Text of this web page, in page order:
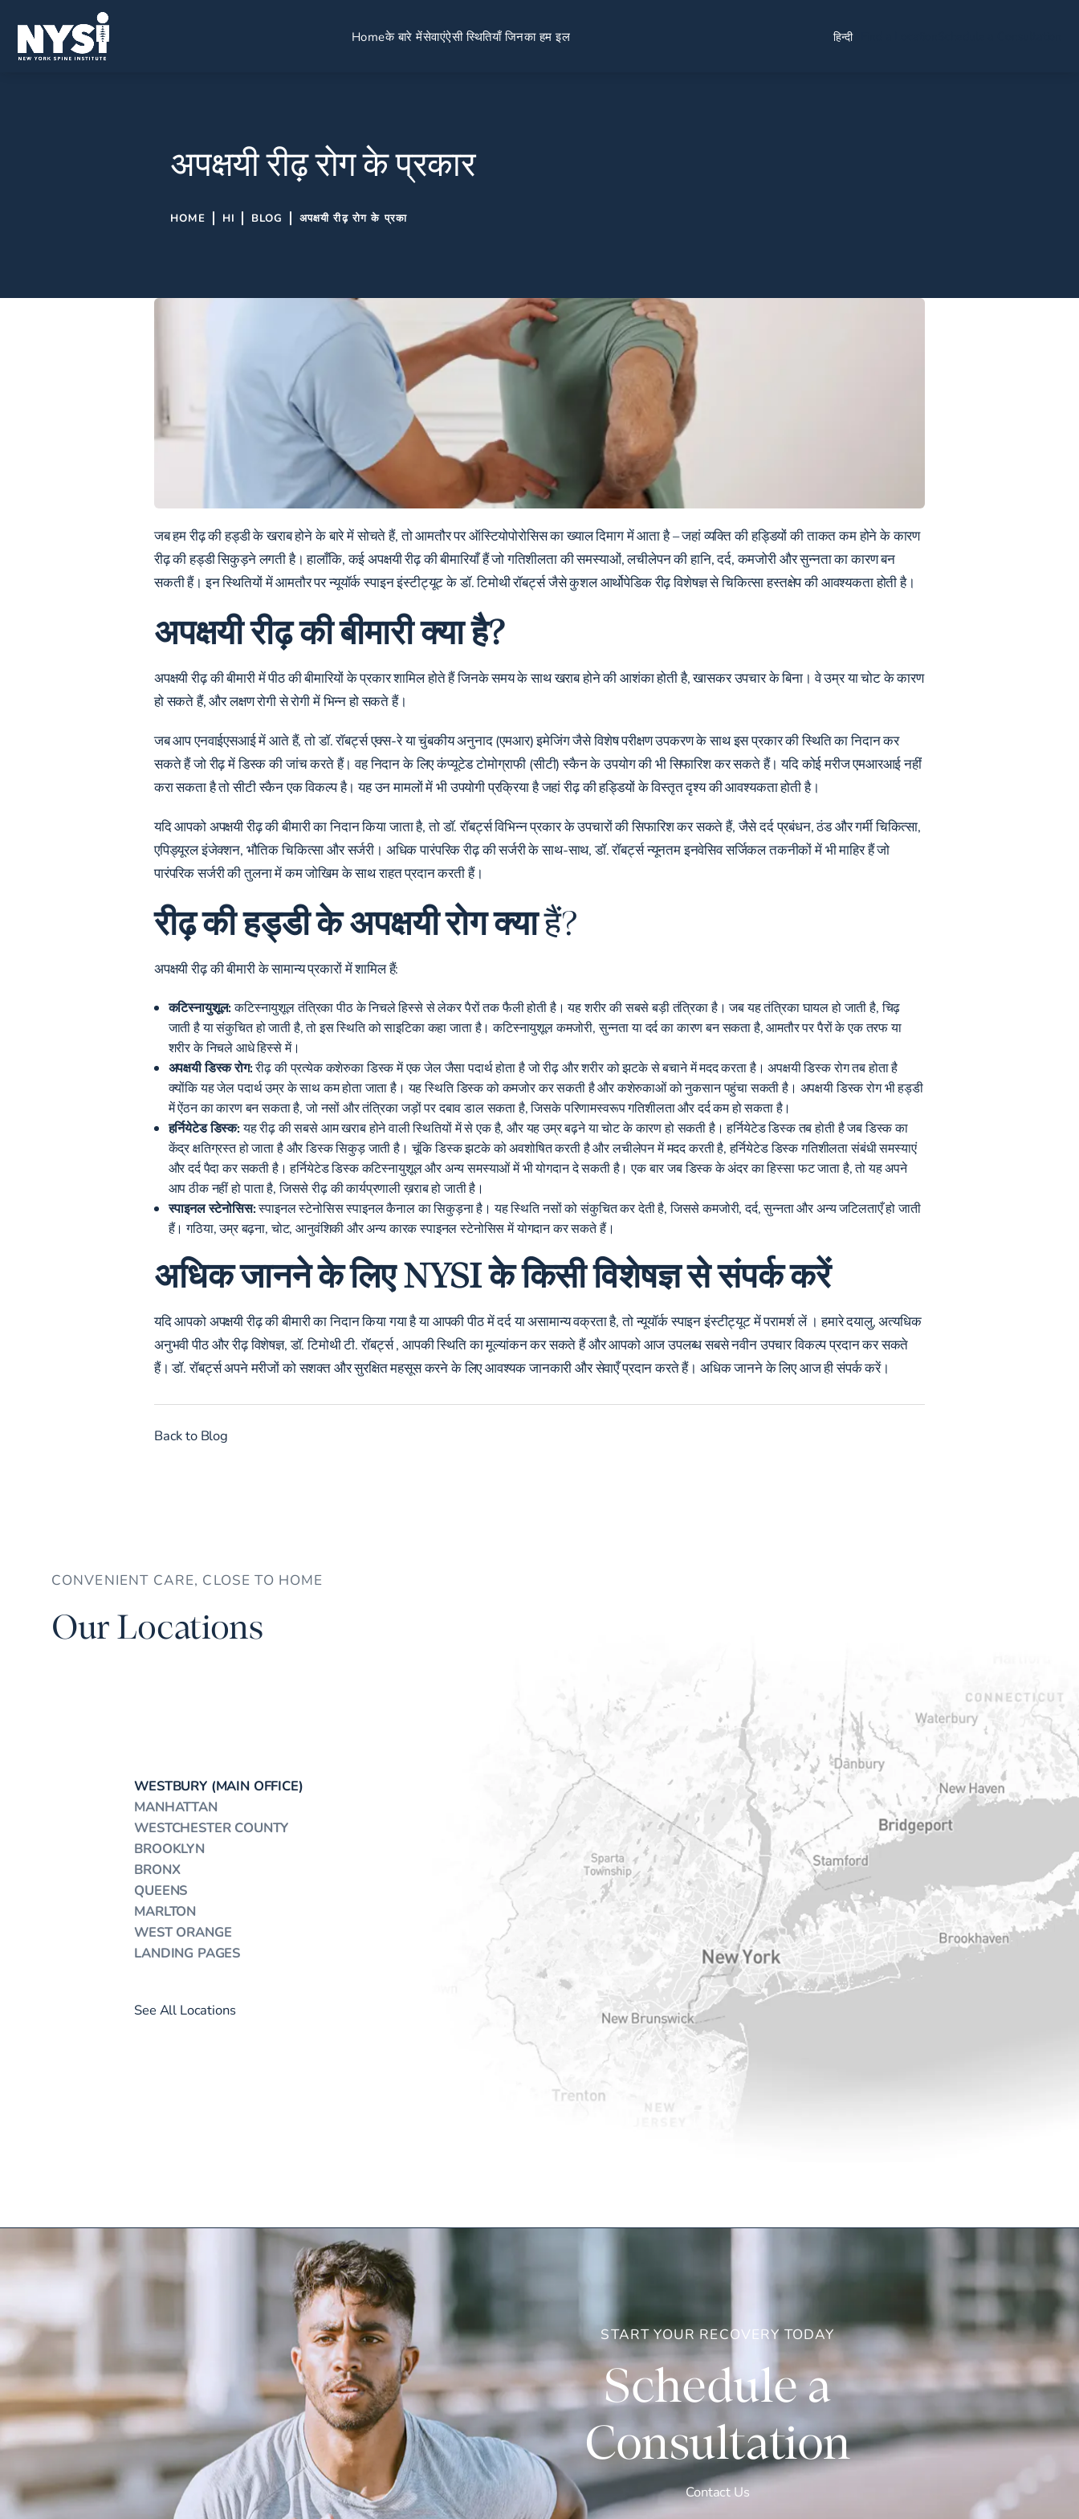
Homeके बारे मेंसेवाएंऐसी स्थितियाँ जिनका हम इल हिन्दी
अपक्षयी रीढ़ रोग के प्रकार
HOME HI BLOG अपक्षयी रीढ़ रोग के प्रका
जब हम रीढ़ की हड्डी के खराब होने के बारे में सोचते हैं, तो आमतौर पर ऑस्टियोपोरोसिस का ख्याल दिमाग में आता है – जहां व्यक्ति की हड्डियों की ताकत कम होने के कारण
रीढ़ की हड्डी सिकुड़ने लगती है। हालाँकि, कई अपक्षयी रीढ़ की बीमारियाँ हैं जो गतिशीलता की समस्याओं, लचीलेपन की हानि, दर्द, कमजोरी और सुन्नता का कारण बन
सकती हैं। इन स्थितियों में आमतौर पर न्यूयॉर्क स्पाइन इंस्टीट्यूट के डॉ. टिमोथी रॉबर्ट्स जैसे कुशल आर्थोपेडिक रीढ़ विशेषज्ञ से चिकित्सा हस्तक्षेप की आवश्यकता होती है।
अपक्षयी रीढ़ की बीमारी क्या है?
अपक्षयी रीढ़ की बीमारी में पीठ की बीमारियों के प्रकार शामिल होते हैं जिनके समय के साथ खराब होने की आशंका होती है, खासकर उपचार के बिना। वे उम्र या चोट के कारण
हो सकते हैं, और लक्षण रोगी से रोगी में भिन्न हो सकते हैं।
जब आप एनवाईएसआई में आते हैं, तो डॉ. रॉबर्ट्स एक्स-रे या चुंबकीय अनुनाद (एमआर) इमेजिंग जैसे विशेष परीक्षण उपकरण के साथ इस प्रकार की स्थिति का निदान कर
सकते हैं जो रीढ़ में डिस्क की जांच करते हैं। वह निदान के लिए कंप्यूटेड टोमोग्राफी (सीटी) स्कैन के उपयोग की भी सिफारिश कर सकते हैं। यदि कोई मरीज एमआरआई नहीं
करा सकता है तो सीटी स्कैन एक विकल्प है। यह उन मामलों में भी उपयोगी प्रक्रिया है जहां रीढ़ की हड्डियों के विस्तृत दृश्य की आवश्यकता होती है।
यदि आपको अपक्षयी रीढ़ की बीमारी का निदान किया जाता है, तो डॉ. रॉबर्ट्स विभिन्न प्रकार के उपचारों की सिफारिश कर सकते हैं, जैसे दर्द प्रबंधन, ठंड और गर्मी चिकित्सा,
एपिड्यूरल इंजेक्शन, भौतिक चिकित्सा और सर्जरी। अधिक पारंपरिक रीढ़ की सर्जरी के साथ-साथ, डॉ. रॉबर्ट्स न्यूनतम इनवेसिव सर्जिकल तकनीकों में भी माहिर हैं जो
पारंपरिक सर्जरी की तुलना में कम जोखिम के साथ राहत प्रदान करती हैं।
रीढ़ की हड्डी के अपक्षयी रोगक्याहैं?
अपक्षयी रीढ़ की बीमारी के सामान्य प्रकारों में शामिल हैं:
कटिस्नायुशूल:कटिस्नायुशूल तंत्रिका पीठ के निचले हिस्से से लेकर पैरों तक फैली होती है। यह शरीर की सबसे बड़ी तंत्रिका है। जब यह तंत्रिका घायल हो जाती है, चिढ़
जाती है या संकुचित हो जाती है, तो इस स्थिति को साइटिका कहा जाता है। कटिस्नायुशूल कमजोरी, सुन्नता या दर्द का कारण बन सकता है, आमतौर पर पैरों के एक तरफ या
शरीर के निचले आधे हिस्से में।
अपक्षयी डिस्क रोग:रीढ़ की प्रत्येक कशेरुका डिस्क में एक जेल जैसा पदार्थ होता है जो रीढ़ और शरीर को झटके से बचाने में मदद करता है। अपक्षयी डिस्क रोग तब होता है
क्योंकि यह जेल पदार्थ उम्र के साथ कम होता जाता है। यह स्थिति डिस्क को कमजोर कर सकती है और कशेरुकाओं को नुकसान पहुंचा सकती है। अपक्षयी डिस्क रोग भी हड्डी
में ऐंठन का कारण बन सकता है, जो नसों और तंत्रिका जड़ों पर दबाव डाल सकता है, जिसके परिणामस्वरूप गतिशीलता और दर्द कम हो सकता है।
हर्नियेटेड डिस्क:यह रीढ़ की सबसे आम खराब होने वाली स्थितियों में से एक है, और यह उम्र बढ़ने या चोट के कारण हो सकती है। हर्नियेटेड डिस्क तब होती है जब डिस्क का
केंद्र क्षतिग्रस्त हो जाता है और डिस्क सिकुड़ जाती है। चूंकि डिस्क झटके को अवशोषित करती है और लचीलेपन में मदद करती है, हर्नियेटेड डिस्क गतिशीलता संबंधी समस्याएं
और दर्द पैदा कर सकती है। हर्नियेटेड डिस्क कटिस्नायुशूल और अन्य समस्याओं में भी योगदान दे सकती है। एक बार जब डिस्क के अंदर का हिस्सा फट जाता है, तो यह अपने
आप ठीक नहीं हो पाता है, जिससे रीढ़ की कार्यप्रणाली ख़राब हो जाती है।
स्पाइनल स्टेनोसिस:स्पाइनल स्टेनोसिस स्पाइनल कैनाल का सिकुड़ना है। यह स्थिति नसों को संकुचित कर देती है, जिससे कमजोरी, दर्द, सुन्नता और अन्य जटिलताएँ हो जाती
हैं। गठिया, उम्र बढ़ना, चोट, आनुवंशिकी और अन्य कारक स्पाइनल स्टेनोसिस में योगदान कर सकते हैं।
अधिक जानने के लिए NYSI के किसी विशेषज्ञ से संपर्क करें
यदि आपको अपक्षयी रीढ़ की बीमारी का निदान किया गया है या आपकी पीठ में दर्द या असामान्य वक्रता है,तो न्यूयॉर्क स्पाइन इंस्टीट्यूट में परामर्श लें। हमारे दयालु, अत्यधिक
अनुभवी पीठ और रीढ़ विशेषज्ञ,डॉ. टिमोथी टी. रॉबर्ट्स, आपकी स्थिति का मूल्यांकन कर सकते हैं और आपको आज उपलब्ध सबसे नवीन उपचार विकल्प प्रदान कर सकते
हैं। डॉ. रॉबर्ट्स अपने मरीजों को सशक्त और सुरक्षित महसूस करने के लिए आवश्यक जानकारी और सेवाएँ प्रदान करते हैं। अधिक जानने के लिए आज ही संपर्क करें।
Back to Blog
CONVENIENT CARE, CLOSE TO HOME
Our Locations
WESTBURY (MAIN OFFICE)
MANHATTAN
WESTCHESTER COUNTY
BROOKLYN
BRONX
QUEENS
MARLTON
WEST ORANGE
LANDING PAGES
See All Locations
START YOUR RECOVERY TODAY
Schedule a
Consultation
Contact Us